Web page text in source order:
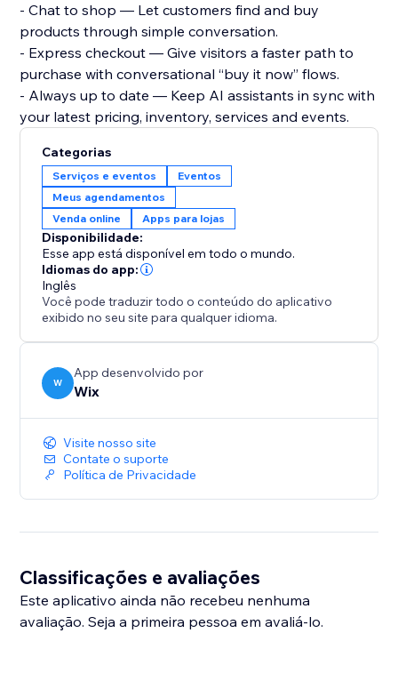
- Chat to shop — Let customers find and buy
products through simple conversation.
- Express checkout — Give visitors a faster path to
purchase with conversational “buy it now” flows.
- Always up to date — Keep AI assistants in sync with
your latest pricing, inventory, services and events.
Categorias
Serviços e eventos
Eventos
Meus agendamentos
Venda online
Apps para lojas
Disponibilidade:
Esse app está disponível em todo o mundo.
Idiomas do app:
Inglês
Você pode traduzir todo o conteúdo do aplicativo
exibido no seu site para qualquer idioma.
W
App desenvolvido por
Wix
Visite nosso site
Contate o suporte
Política de Privacidade
Classificações e avaliações
Este aplicativo ainda não recebeu nenhuma
avaliação. Seja a primeira pessoa em avaliá-lo.